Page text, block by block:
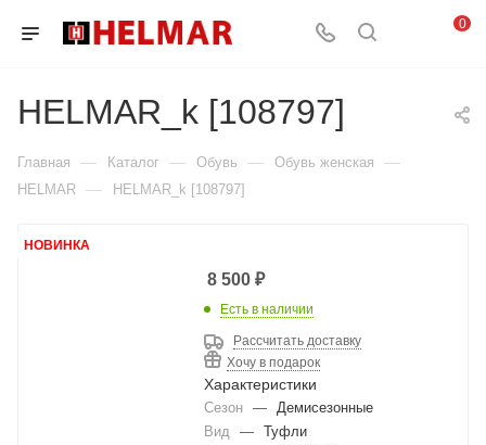
0
HELMAR_k [108797]
Главная — Каталог — Обувь — Обувь женская —
HELMAR — HELMAR_k [108797]
НОВИНКА
8 500₽
Есть в наличии
Рассчитать доставку
Хочу в подарок
Характеристики
Сезон —
Демисезонные
Вид
—
Туфли